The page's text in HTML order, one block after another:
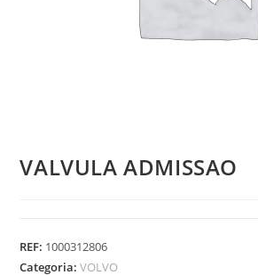
VALVULA ADMISSAO
REF: 1000312806
Categoria:VOLVO